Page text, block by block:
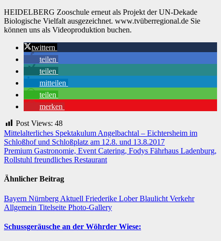
HEIDELBERG Zooschule erneut als Projekt der UN-Dekade
Biologische Vielfalt ausgezeichnet. www.tvüberregional.de Sie
können uns als Videoproduktion buchen.
twittern
teilen
teilen
mitteilen
teilen
merken
Post Views: 48
Beitragsnavigation
Mittelalterliches Spektakulum Angelbachtal – Eichtersheim im
Schloßhof und Schloßplatz am 12.8. und 13.8.2017
Premium Gastronomie, Event Catering, Fodys Fährhaus Ladenburg,
Rollstuhl freundliches Restaurant
Ähnlicher Beitrag
Bayern Nürnberg Aktuell Friederike LoberBlaulicht Verkehr
Allgemein Titelseite Photo-Gallery
Schussgeräusche an der Wöhrder Wiese: